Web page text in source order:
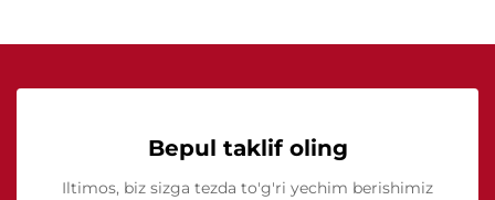
Bepul taklif oling
Iltimos, biz sizga tezda to'g'ri yechim berishimiz